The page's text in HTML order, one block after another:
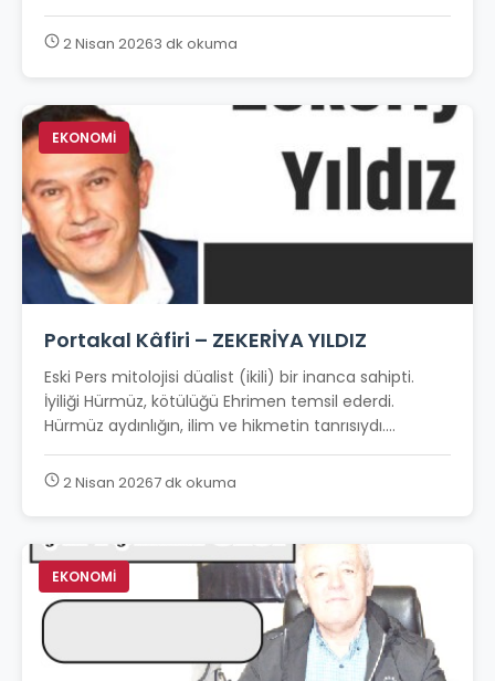
2 Nisan 20263 dk okuma
EKONOMİ
Portakal Kâfiri – ZEKERİYA YILDIZ
Eski Pers mitolojisi düalist (ikili) bir inanca sahipti.
İyiliği Hürmüz, kötülüğü Ehrimen temsil ederdi.
Hürmüz aydınlığın, ilim ve hikmetin tanrısıydı....
2 Nisan 20267 dk okuma
EKONOMİ